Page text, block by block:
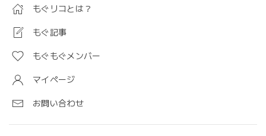
もぐリコとは？
もぐ記事
もぐもぐメンバー
マイページ
お問い合わせ